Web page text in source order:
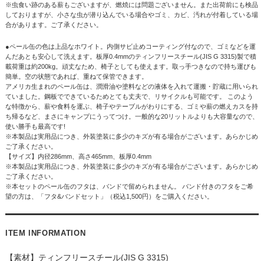
※虫食い跡のある薪もございますが、燃焼には問題ございません。また出荷前にも検品
しておりますが、小さな虫が潜り込んでいる場合やゴミ、カビ、汚れが付着している場
合があります。ご了承ください。
●ペール缶の色は上品なホワイト。内側サビ止めコーティング付なので、ゴミなどを運
んだあとも安心して洗えます。板厚0.4mmのティンフリースチール(JIS G 3315)製で積
載荷重は約200kg。頑丈なため、椅子としても使えます。取っ手つきなので持ち運びも
簡単。空の状態であれば、重ねて保管できます。
アメリカ生まれのペール缶は、潤滑油や塗料などの液体を入れて運搬・貯蔵に用いられ
ていました。鋼板でできているためとても丈夫で、リサイクルも可能です。 このよう
な特徴から、薪や食料を運ぶ、椅子やテーブルがわりにする、ゴミや薪の燃えカスを持
ち帰るなど、まさにキャンプにうってつけ。一般的な20リットルよりも大容量なので、
使い勝手も最高です!
※本製品は実用品につき、外装塗装に多少のキズが有る場合がございます。あらかじめ
ご了承ください。
【サイズ】内径286mm、高さ465mm、板厚0.4mm
※本製品は実用品につき、外装塗装に多少のキズが有る場合がございます。あらかじめ
ご了承ください。
※本セットのペール缶のフタは、バンドで留められません。 バンド付きのフタをご希
望の方は、
「フタ&バンドセット」 （税込1,500円）をご購入ください。
ITEM INFORMATION
【素材】ティンフリースチール(JIS G 3315)